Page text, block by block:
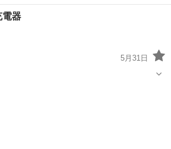
周辺機器
電器
5月31日